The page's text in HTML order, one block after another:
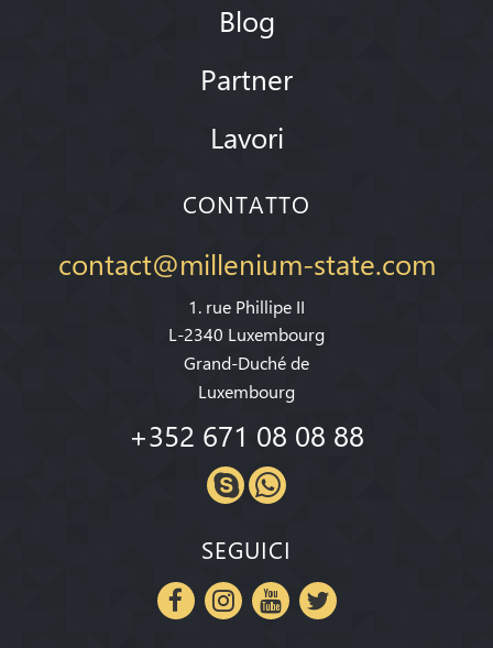
Blog
Partner
Lavori
CONTATTO
contact@millenium-state.com
1. rue Phillipe II
L-2340 Luxembourg
Grand-Duché de
Luxembourg
+352 671 08 08 88
SEGUICI